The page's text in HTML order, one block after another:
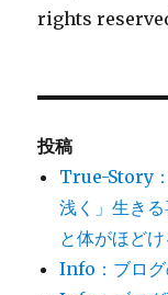
rights
投稿
True-Story：
浅く」生き
と体がほどけ
Info：ブログ